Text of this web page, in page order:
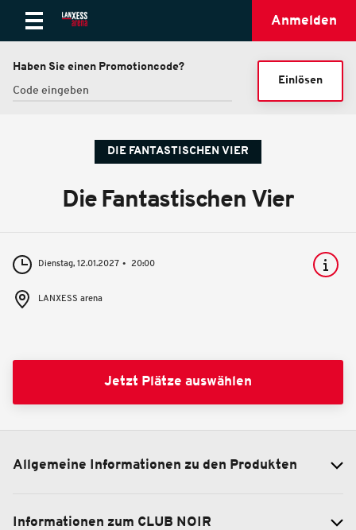
Anmelden
Haben Sie einen Promotioncode?
Einlösen
DIE FANTASTISCHEN VIER
Die Fantastischen Vier
Dienstag, 12.01.2027 20:00
LANXESS arena
Jetzt Plätze auswählen
Allgemeine Informationen zu den Produkten
Informationen zum CLUB NOIR